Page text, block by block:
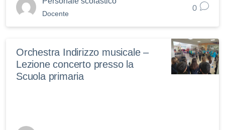
Docente 0
Orchestra Indirizzo musicale –
Lezione concerto presso la
Scuola primaria